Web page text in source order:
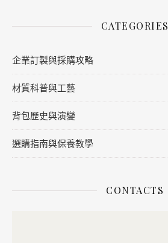
CATEGORIES
企業訂製與採購攻略
材質科普與工藝
背包歷史與演變
選購指南與保養教學
CONTACTS